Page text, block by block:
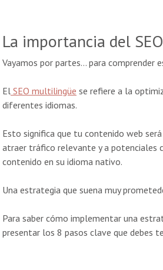
La importancia del
Vayamos por partes… para comprender
El SEO multilingüe se refiere a la
diferentes idiomas.
Esto significa que tu contenido web
atraer tráfico relevante y a potenciales
contenido en su idioma nativo.
Una estrategia que suena muy
Para saber cómo implementar una
presentar los 8 pasos clave que debes